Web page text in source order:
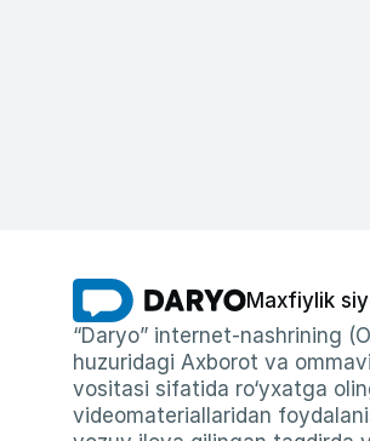
Maxfiylik
“Daryo” internet-nashrining
huzuridagi Axborot va
vositasi sifatida ro‘yxatga
videomateriallaridan